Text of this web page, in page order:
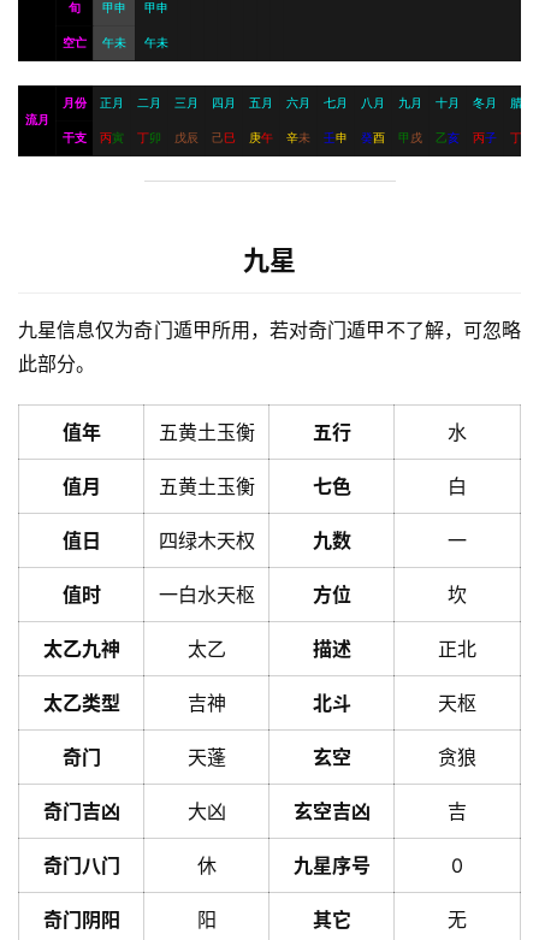
旬 甲申 甲申
空亡 午未 午未
流月
月份 正月 二月 三月 四月 五月 六月 七月 八月 九月 十月 冬月 腊月
干支 丙寅 丁卯 戊辰 己巳 庚午 辛未 壬申 癸酉 甲 戌 乙亥 丙子 丁
九星
九星信息仅为奇门遁甲所用，若对奇门遁甲不了解，可忽略
此部分。
值年 五黄土玉衡 五行 水
值月 五黄土玉衡 七色 白
值日 四绿木天权 九数 一
值时 一白水天枢 方位 坎
太乙九神 太乙 描述 正北
太乙类型 吉神 北斗 天枢
奇门 天蓬 玄空 贪狼
奇门吉凶 大凶 玄空吉凶 吉
奇门八门 休 九星序号 0
奇门阴阳 阳 其它 无